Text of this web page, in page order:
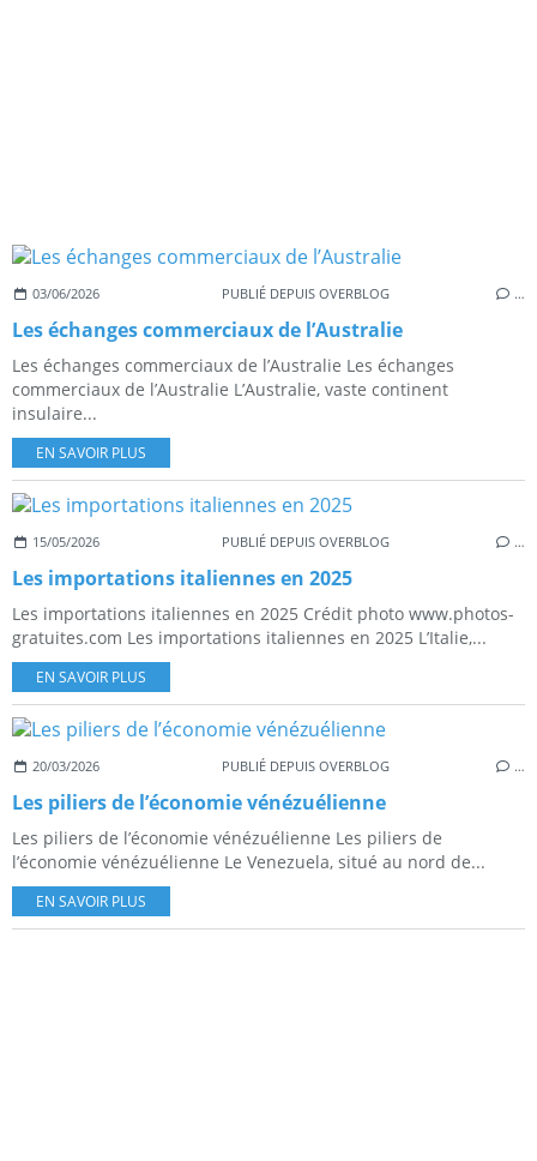
03/06/2026 PUBLIÉ DEPUIS OVERBLOG …
Les échanges commerciaux de l’Australie
Les échanges commerciaux de l’Australie Les échanges
commerciaux de l’Australie L’Australie, vaste continent
insulaire...
EN SAVOIR PLUS
15/05/2026 PUBLIÉ DEPUIS OVERBLOG …
Les importations italiennes en 2025
Les importations italiennes en 2025 Crédit photo www.photos-
gratuites.com Les importations italiennes en 2025 L’Italie,...
EN SAVOIR PLUS
20/03/2026 PUBLIÉ DEPUIS OVERBLOG …
Les piliers de l’économie vénézuélienne
Les piliers de l’économie vénézuélienne Les piliers de
l’économie vénézuélienne Le Venezuela, situé au nord de...
EN SAVOIR PLUS